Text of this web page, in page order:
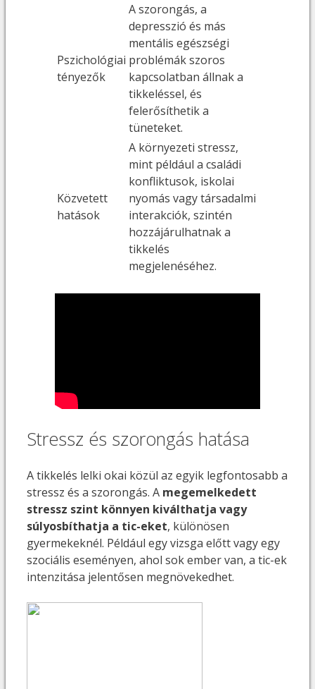
Pszichológiai
tényezők
A szorongás, a
depresszió és más
mentális egészségi
problémák szoros
kapcsolatban állnak a
tikkeléssel, és
felerősíthetik a
tüneteket.
Közvetett
hatások
A környezeti stressz,
mint például a családi
konfliktusok, iskolai
nyomás vagy társadalmi
interakciók, szintén
hozzájárulhatnak a
tikkelés
megjelenéséhez.
Stressz és szorongás hatása
A tikkelés lelki okai közül az egyik legfontosabb a
stressz és a szorongás. A megemelkedett
stressz szint könnyen kiválthatja vagy
súlyosbíthatja a tic-eket, különösen
gyermekeknél. Például egy vizsga előtt vagy egy
szociális eseményen, ahol sok ember van, a tic-ek
intenzitása jelentősen megnövekedhet.